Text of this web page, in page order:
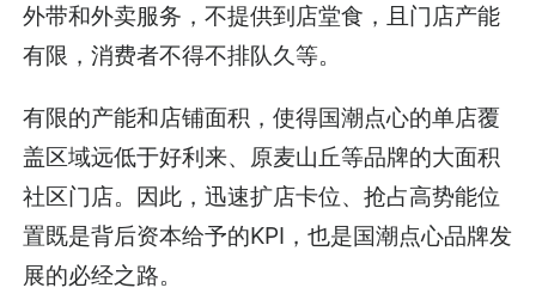
外带和外卖服务，不提供到店堂食，且门店产能
有限，消费者不得不排队久等。
有限的产能和店铺面积，使得国潮点心的单店覆
盖区域远低于好利来、原麦山丘等品牌的大面积
社区门店。因此，迅速扩店卡位、抢占高势能位
置既是背后资本给予的KPI，也是国潮点心品牌发
展的必经之路。